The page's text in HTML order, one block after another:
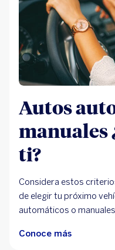
Autos
manuales
ti?
Considera estos
de elegir tu próximo
automáticos o
Conoce más